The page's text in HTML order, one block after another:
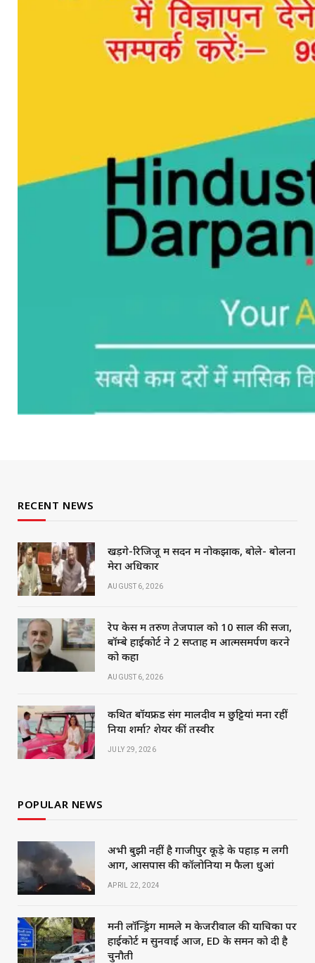
RECENT NEWS
खड़गे-रिजिजू में सदन में नोकझोंक, बोले- बोलना
मेरा अधिकार
AUGUST 6, 2026
रेप केस में तरुण तेजपाल को 10 साल की सजा,
बॉम्बे हाईकोर्ट ने 2 सप्ताह में आत्मसमर्पण करने
को कहा
AUGUST 6, 2026
कथित बॉयफ्रेंड संग मालदीव में छुट्टियां मना रहीं
निया शर्मा? शेयर कीं तस्वीरें
JULY 29, 2026
POPULAR NEWS
अभी बुझी नहीं है गाजीपुर कूड़े के पहाड़ में लगी
आग, आसपास की कॉलोनियों में फैला धुआं
APRIL 22, 2024
मनी लॉन्ड्रिंग मामले में केजरीवाल की याचिका पर
हाईकोर्ट में सुनवाई आज, ED के समन को दी है
चुनौती